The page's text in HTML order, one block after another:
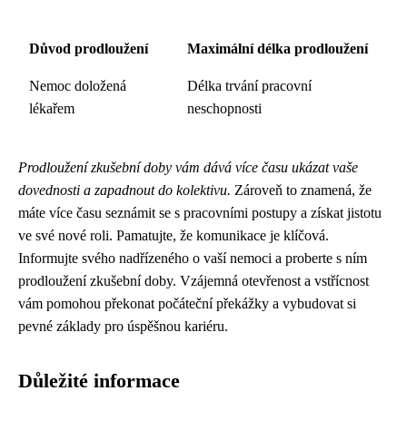
Důvod prodloužení Maximální délka prodloužení
Nemoc doložená
lékařem
Délka trvání pracovní
neschopnosti
Prodloužení zkušební doby vám dává více času ukázat vaše
dovednosti a zapadnout do kolektivu. Zároveň to znamená, že
máte více času seznámit se s pracovními postupy a získat jistotu
ve své nové roli. Pamatujte, že komunikace je klíčová.
Informujte svého nadřízeného o vaší nemoci a proberte s ním
prodloužení zkušební doby. Vzájemná otevřenost a vstřícnost
vám pomohou překonat počáteční překážky a vybudovat si
pevné základy pro úspěšnou kariéru.
Důležité informace